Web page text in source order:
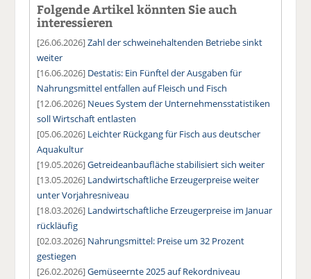
Folgende Artikel könnten Sie auch
interessieren
[26.06.2026]Zahl der schweinehaltenden Betriebe sinkt
weiter
[16.06.2026] Destatis: Ein Fünftel der Ausgaben für
Nahrungsmittel entfallen auf Fleisch und Fisch
[12.06.2026] Neues System der Unternehmensstatistiken
soll Wirtschaft entlasten
[05.06.2026] Leichter Rückgang für Fisch aus deutscher
Aquakultur
[19.05.2026]Getreideanbaufläche stabilisiert sich weiter
[13.05.2026] Landwirtschaftliche Erzeugerpreise weiter
unter Vorjahresniveau
[18.03.2026] Landwirtschaftliche Erzeugerpreise im Januar
rückläufig
[02.03.2026] Nahrungsmittel: Preise um 32 Prozent
gestiegen
[26.02.2026]Gemüseernte 2025 auf Rekordniveau